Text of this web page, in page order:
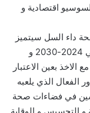
اقتصادية و
داء السل سيتميز
بإعطاء الانطلاقة للمخطط الاستراتيجي الوطني 2024-2030 و
الاخذ بعين الاعتبار
الفعال الذي يلعبه
في فضاءات صحة
و التحسيس و الوقاية